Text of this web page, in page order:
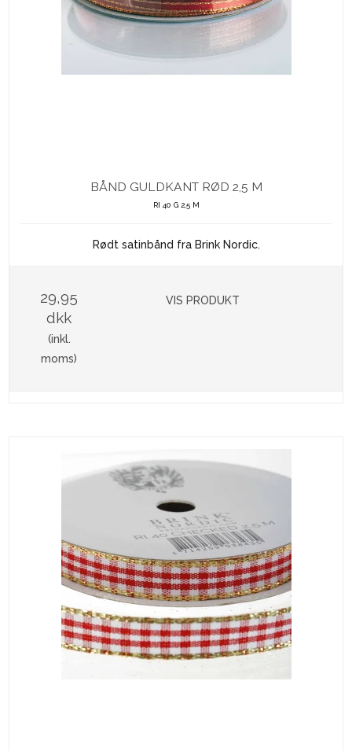
BÅND GULDKANT RØD 2,5 M
RI 40 G 2,5 M
Rødt satinbånd fra Brink Nordic.
29,95
dkk
(inkl.
moms)
VIS PRODUKT